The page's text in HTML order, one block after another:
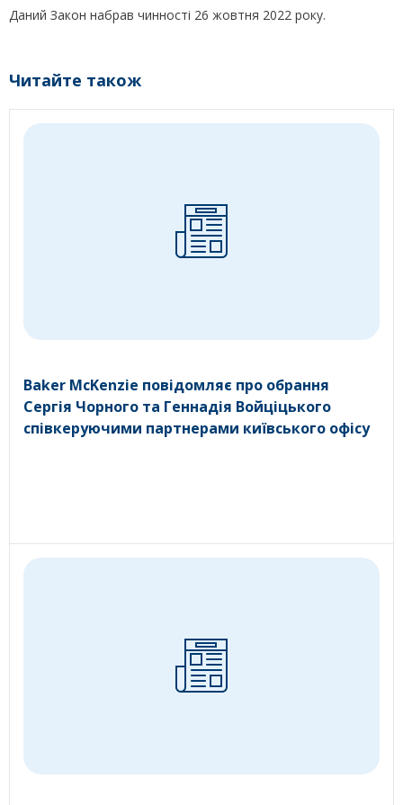
Даний Закон набрав чинності 26 жовтня 2022 року.
Читайте також
Baker McKenzie повідомляє про обрання
Сергія Чорного та Геннадія Войціцького
співкеруючими партнерами київського офісу